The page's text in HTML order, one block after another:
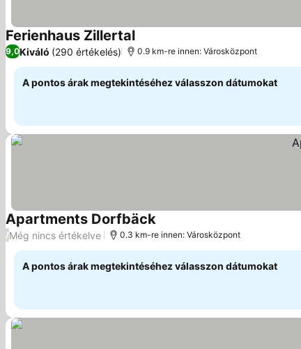
Ferienhaus Zillertal
9,0Kiváló (290 értékelés) 0.9 km-re innen: Városközpont
A pontos árak megtekintéséhez válasszon dátumokat
Apartments Dorfbäck
/Még nincs értékelve 0.3 km-re innen: Városközpont
A pontos árak megtekintéséhez válasszon dátumokat